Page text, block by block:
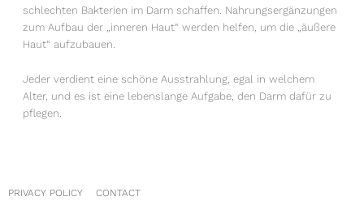
schlechten Bakterien im Darm schaffen. Nahrungsergänzungen
zum Aufbau der „inneren Haut“ werden helfen, um die „äußere
Haut“ aufzubauen.
Jeder verdient eine schöne Ausstrahlung, egal in welchem
Alter, und es ist eine lebenslange Aufgabe, den Darm dafür zu
pflegen.
PRIVACY POLICY CONTACT